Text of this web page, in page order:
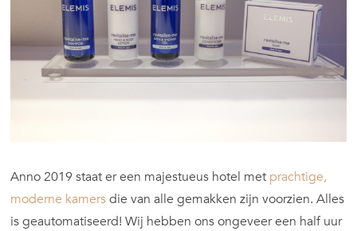
Anno 2019 staat er een majestueus hotel met prachtige,
moderne kamersdie van alle gemakken zijn voorzien. Alles
is geautomatiseerd! Wij hebben ons ongeveer een half uur